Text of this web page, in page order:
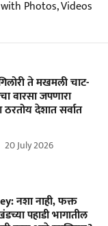
Photos, Videos
ते मखमली चाट-
वारसा जपणारा
देशात सर्वात
20 July 2026
नशा नाही, फक्त
पहाडी भागातील